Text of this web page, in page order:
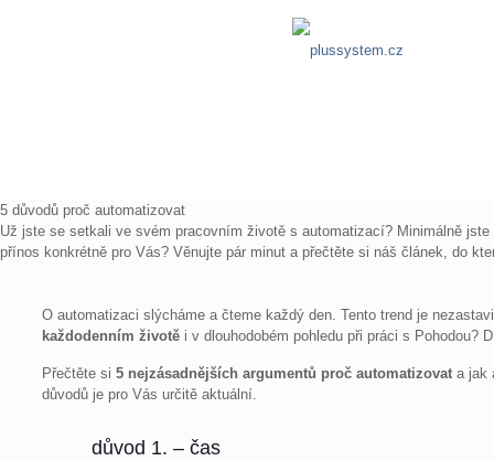
5 důvodů proč automatizovat
Už jste se setkali ve svém pracovním životě s automatizací? Minimálně
přínos konkrétně pro Vás? Věnujte pár minut a přečtěte si náš článek, do
O automatizaci slýcháme a čteme každý den. Tento trend je
každodenním životě i v dlouhodobém pohledu při práci s
Přečtěte si5 nejzásadnějších argumentů proč automatizovata jak
důvodů je pro Vás určitě aktuální.
důvod 1. – čas